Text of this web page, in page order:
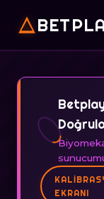
EKRANI